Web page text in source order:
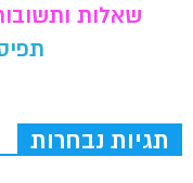
שאלות
תגיות נבחרות